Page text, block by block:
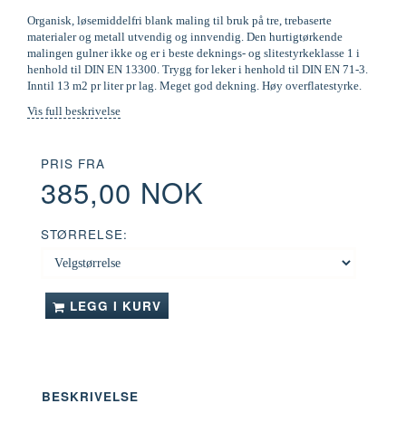
Organisk, løsemiddelfri blank maling til bruk på tre, trebaserte
materialer og metall utvendig og innvendig. Den hurtigtørkende
malingen gulner ikke og er i beste deknings- og slitestyrkeklasse 1 i
henhold til DIN EN 13300. Trygg for leker i henhold til DIN EN 71-3.
Inntil 13 m2 pr liter pr lag. Meget god dekning. Høy overflatestyrke.
Vis full beskrivelse
PRIS FRA
385,00 NOK
STØRRELSE:
LEGG I KURV
BESKRIVELSE